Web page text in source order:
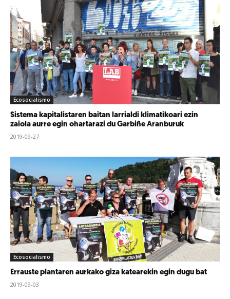
Ecosocialismo
Sistema kapitalistaren baitan larrialdi klimatikoari ezin
zaiola aurre egin ohartarazi du Garbiñe Aranburuk
2019-09-27
Ecosocialismo
Errauste plantaren aurkako giza katearekin egin dugu bat
2019-09-03